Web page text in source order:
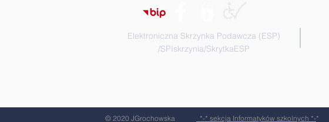
Elektroniczna Skrzynka Podawcza (ESP)
/SPIskrzynia/SkrytkaESP
© 2020 JGrochowska *-* sekcja Informatyków szkolnych *-*